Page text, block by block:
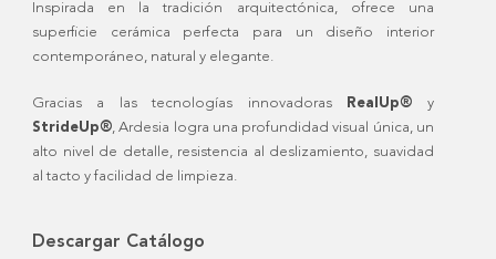
Descargar Catálogo
Inspirada en la tradición arquitectónica, ofrece una
superficie cerámica perfecta para un diseño interior
contemporáneo, natural y elegante.
Gracias a las tecnologías innovadoras RealUp® y
StrideUp®, Ardesia logra una profundidad visual única, un
alto nivel de detalle, resistencia al deslizamiento, suavidad
al tacto y facilidad de limpieza.